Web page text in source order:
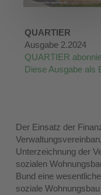
QUARTIER
Ausgabe 2.2024
QUARTIER
Diese Ausgabe als
Der Einsatz der
Unterzeichnung der
sozialen
Bund eine
soziale